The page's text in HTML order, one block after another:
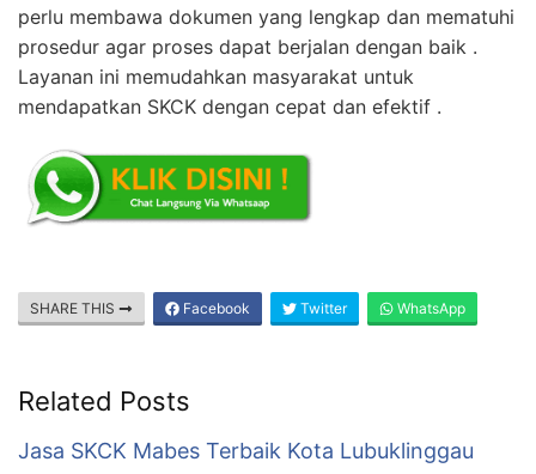
perlu membawa dokumen yang lengkap dan mematuhi
prosedur agar proses dapat berjalan dengan baik .
Layanan ini memudahkan masyarakat untuk
mendapatkan SKCK dengan cepat dan efektif .
SHARE THIS Facebook Twitter WhatsApp
Related Posts
Jasa SKCK Mabes Terbaik Kota Lubuklinggau